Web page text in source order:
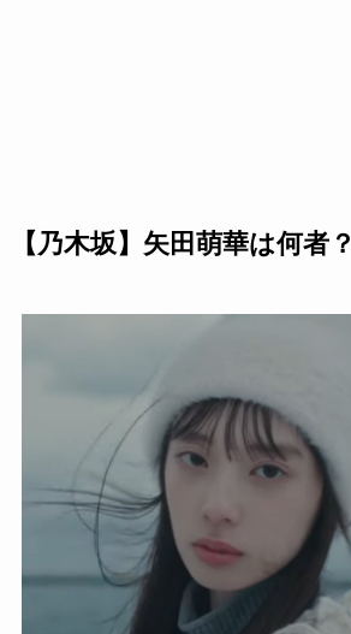
【乃木坂】矢田萌華は何者？